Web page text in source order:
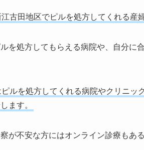
古田地区でピルを処方してくれる産
を処方してもらえる病院や、自分に
ルを処方してくれる病院やクリニ
ます。
が不安な方にはオンライン診療もあ